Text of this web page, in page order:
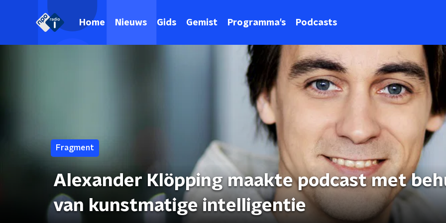
Home Nieuws Gids Gemist Programma's Podcasts
Fragment
Alexander Klöpping maakte podcast met
van kunstmatige intelligentie